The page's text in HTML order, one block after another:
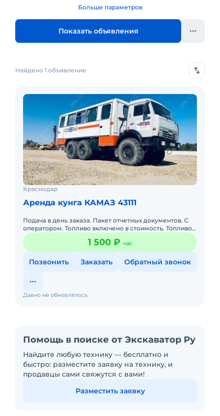
Больше параметров
Показать объявления
Найдено 1 объявление
Краснодар
Аренда кунга КАМАЗ 43111
Подача в день заказа. Пакет отчетных документов. С
оператором. Топливо включено в стоимость. Топливо
оплачивается отдельно. Долгосрочная аренда. 6х6 ,
вместим
1 500 ₽ час
Позвонить Заказать Обратный звонок
Давно не обновлялось
Помощь в поиске от Экскаватор Ру
Найдите любую технику — бесплатно и
быстро: разместите заявку на технику, и
продавцы сами свяжутся с вами!
Разместить заявку